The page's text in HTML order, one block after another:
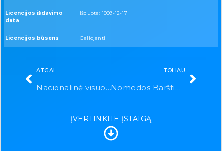
Licencijos išdavimo
data
Išduota: 1999-12-17
Licencijos būsena Galiojanti
ATGAL
Nacionalinė visuomenės sveikatos priežiūros laboratorija
TOLIAU
Nomedos Barštienės IĮ
ĮVERTINKITE ĮSTAIGĄ